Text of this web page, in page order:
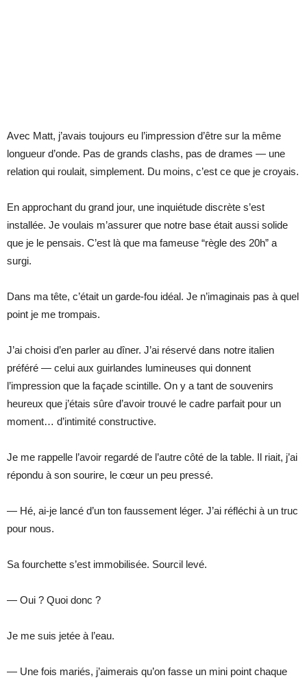
Avec Matt, j’avais toujours eu l’impression d’être sur la même
longueur d’onde. Pas de grands clashs, pas de drames — une
relation qui roulait, simplement. Du moins, c’est ce que je croyais.
En approchant du grand jour, une inquiétude discrète s’est
installée. Je voulais m’assurer que notre base était aussi solide
que je le pensais. C’est là que ma fameuse “règle des 20h” a
surgi.
Dans ma tête, c’était un garde-fou idéal. Je n’imaginais pas à quel
point je me trompais.
J’ai choisi d’en parler au dîner. J’ai réservé dans notre italien
préféré — celui aux guirlandes lumineuses qui donnent
l’impression que la façade scintille. On y a tant de souvenirs
heureux que j’étais sûre d’avoir trouvé le cadre parfait pour un
moment… d’intimité constructive.
Je me rappelle l’avoir regardé de l’autre côté de la table. Il riait, j’ai
répondu à son sourire, le cœur un peu pressé.
— Hé, ai-je lancé d’un ton faussement léger. J’ai réfléchi à un truc
pour nous.
Sa fourchette s’est immobilisée. Sourcil levé.
— Oui ? Quoi donc ?
Je me suis jetée à l’eau.
— Une fois mariés, j’aimerais qu’on fasse un mini point chaque